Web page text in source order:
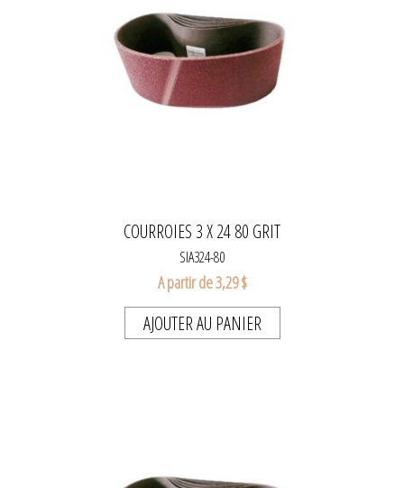
COURROIES 3 X 24 80 GRIT
SIA324-80
A partir de 3,29 $
AJOUTER AU PANIER